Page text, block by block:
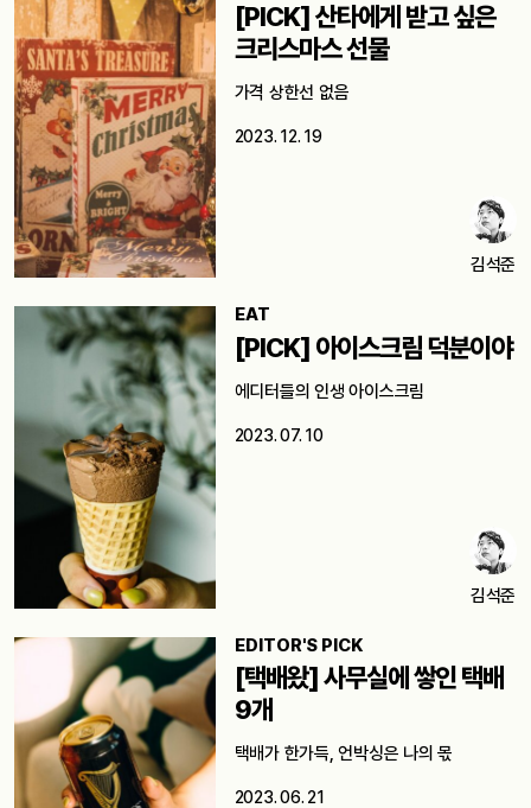
[PICK] 산타에게 받고 싶은
크리스마스 선물
가격 상한선 없음
2023. 12. 19
김석준
EAT
[PICK] 아이스크림 덕분이야
에디터들의 인생 아이스크림
2023. 07. 10
김석준
EDITOR'S PICK
[택배왔] 사무실에 쌓인 택배
9개
택배가 한가득, 언박싱은 나의 몫
2023. 06. 21